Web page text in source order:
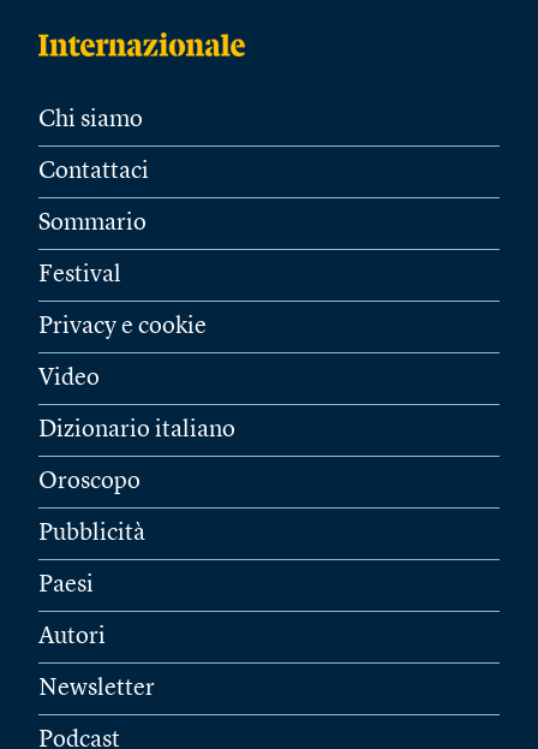
Chi siamo
Contattaci
Sommario
Festival
Privacy e cookie
Video
Dizionario italiano
Oroscopo
Pubblicità
Paesi
Autori
Newsletter
Podcast